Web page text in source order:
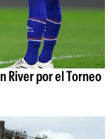
River por el Torneo